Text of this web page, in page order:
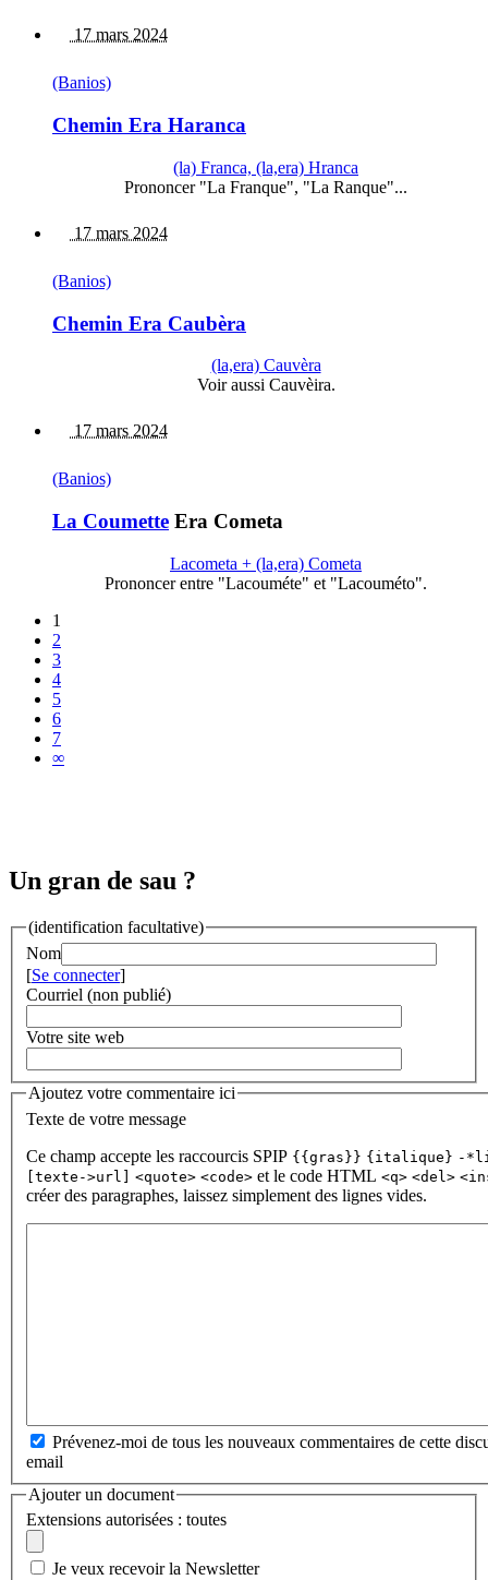
17 mars 2024
(Banios)
Chemin Era Haranca
(la) Franca, (la,era) Hranca
Prononcer "La Franque", "La Ranque"...
17 mars 2024
(Banios)
Chemin Era Caubèra
(la,era) Cauvèra
Voir aussi Cauvèira.
17 mars 2024
(Banios)
La Coumette Era Cometa
Lacometa + (la,era) Cometa
Prononcer entre "Lacouméte" et "Lacouméto".
1
2
3
4
5
6
7
∞
Un gran de sau ?
(identification facultative)
Nom
[Se connecter]
Courriel (non publié)
Votre site web
Ajoutez votre commentaire ici
Texte de votre message
Ce champ accepte les raccourcis SPIP {{gras}} {italique} -
[texte->url] <quote> <code> et le code HTML <q> <del>
créer des paragraphes, laissez simplement des lignes vides.
Prévenez-moi de tous les nouveaux commentaires de cette
email
Ajouter un document
Extensions autorisées : toutes
Je veux recevoir la Newsletter